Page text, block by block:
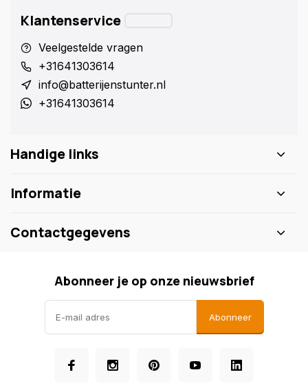
Klantenservice
Veelgestelde vragen
+31641303614
info@batterijenstunter.nl
+31641303614
Handige links
Informatie
Contactgegevens
Abonneer je op onze nieuwsbrief
Abonneer